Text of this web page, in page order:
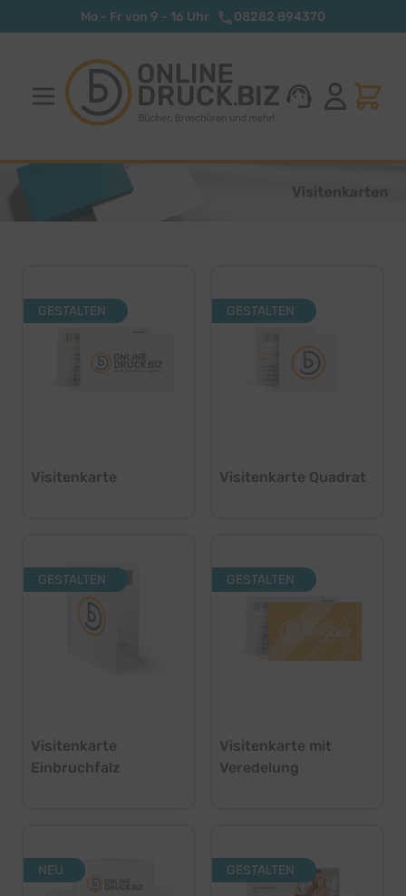
Zum Inhalt springenMo - Fr von 9 - 16 Uhr 08282 894370
GESTALTEN
Visitenkarte
GESTALTEN
Visitenkarte Quadrat
GESTALTEN
Visitenkarte
Einbruchfalz
GESTALTEN
Visitenkarte mit
Veredelung
NEU GESTALTEN